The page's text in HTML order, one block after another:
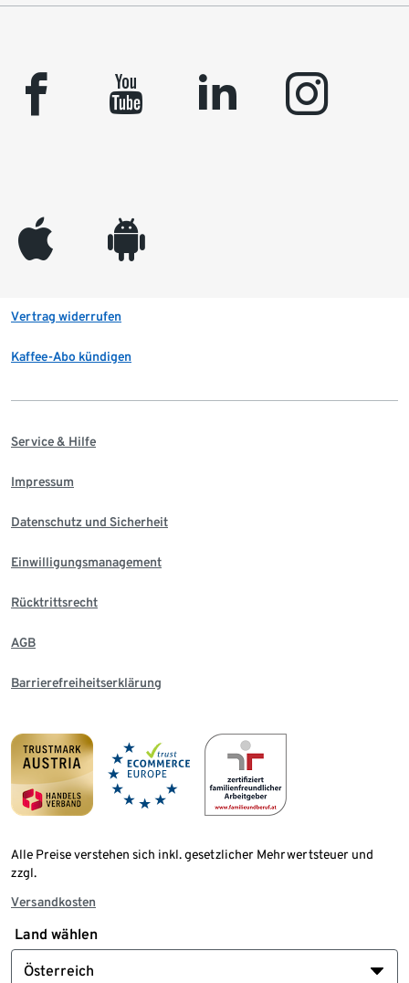
facebook youtube linkedin instagram
appleinc android
Vertrag widerrufen
Kaffee-Abo kündigen
Service & Hilfe
Impressum
Datenschutz und Sicherheit
Einwilligungsmanagement
Rücktrittsrecht
AGB
Barrierefreiheitserklärung
Alle Preise verstehen sich inkl. gesetzlicher Mehrwertsteuer und
zzgl.
Versandkosten
Land wählen
Österreich